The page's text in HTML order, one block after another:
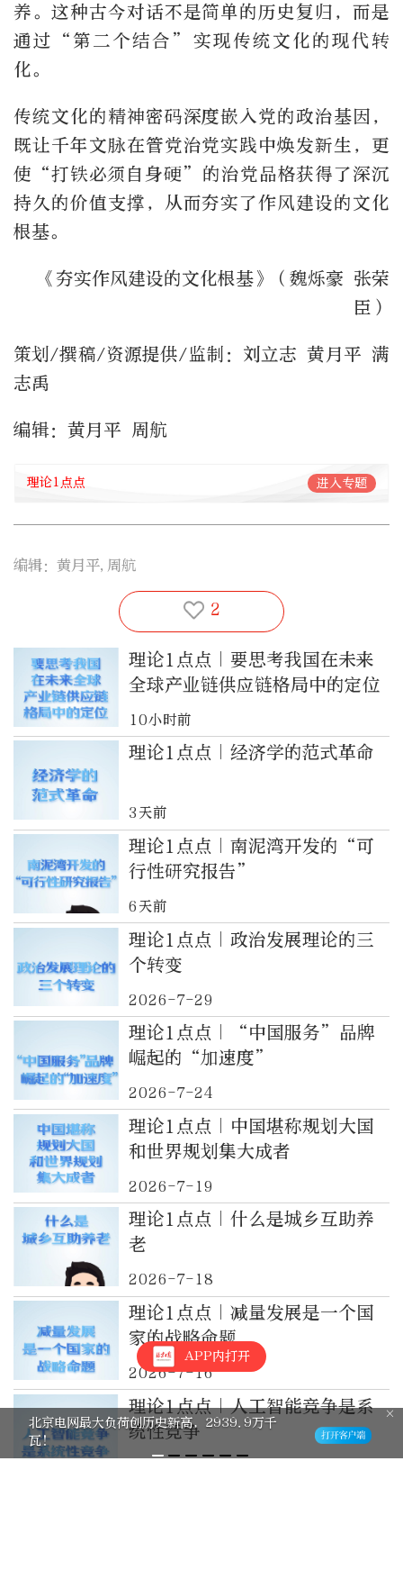
养。这种古今对话不是简单的历史复归，而是
通过“第二个结合”实现传统文化的现代转
化。
传统文化的精神密码深度嵌入党的政治基因，
既让千年文脉在管党治党实践中焕发新生，更
使“打铁必须自身硬”的治党品格获得了深沉
持久的价值支撑，从而夯实了作风建设的文化
根基。
《夯实作风建设的文化根基》（魏烁豪 张荣
臣）
策划/撰稿/资源提供/监制：刘立志 黄月平 满
志禹
编辑：黄月平 周航
理论1点点 进入专题
编辑：黄月平,周航
2
理论1点点｜要思考我国在未来
全球产业链供应链格局中的定位
10小时前
理论1点点｜经济学的范式革命
3天前
理论1点点｜南泥湾开发的“可
行性研究报告”
6天前
理论1点点｜政治发展理论的三
个转变
2026-7-29
理论1点点｜“中国服务”品牌
崛起的“加速度”
2026-7-24
理论1点点｜中国堪称规划大国
和世界规划集大成者
2026-7-19
理论1点点｜什么是城乡互助养
老
2026-7-18
理论1点点｜减量发展是一个国
家的战略命题
2026-7-16
理论1点点｜人工智能竞争是系
统性竞争
APP内打开
北京电网最大负荷创历史新高，2939.9万千
瓦！